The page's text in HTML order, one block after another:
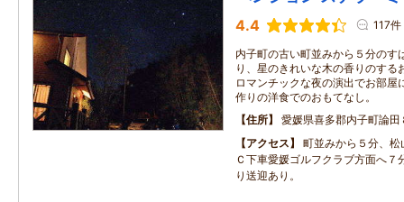
4.4 117件
内子町の古い町並みから５分のす
り、星のきれいな木の香りのする
ロマンチックな夜の演出でお部屋
作りの洋食でのおもてなし。
住所
愛媛県喜多郡内子町論田
アクセス
町並みから５分、
Ｃ下車愛媛ゴルフクラブ方面へ７
り送迎あり。